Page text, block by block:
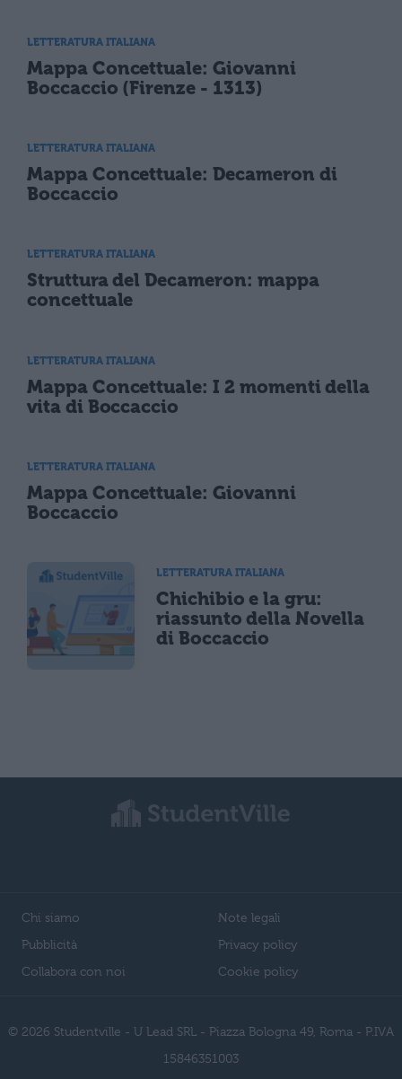
LETTERATURA ITALIANA
Mappa Concettuale: Giovanni
Boccaccio (Firenze - 1313)
LETTERATURA ITALIANA
Mappa Concettuale: Decameron di
Boccaccio
LETTERATURA ITALIANA
Struttura del Decameron: mappa
concettuale
LETTERATURA ITALIANA
Mappa Concettuale: I 2 momenti della
vita di Boccaccio
LETTERATURA ITALIANA
Mappa Concettuale: Giovanni
Boccaccio
LETTERATURA ITALIANA
Chichibio e la gru:
riassunto della Novella
di Boccaccio
Chi siamo
Pubblicità
Collabora con noi
Note legali
Privacy policy
Cookie policy
© 2026 Studentville - U Lead SRL - Piazza Bologna 49, Roma - P.IVA
15846351003